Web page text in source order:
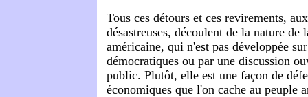
Tous ces détours et ces revirements,
désastreuses, découlent de la nature de
américaine, qui n'est pas développée
démocratiques ou par une discussion
public. Plutôt, elle est une façon de
économiques que l'on cache au peuple